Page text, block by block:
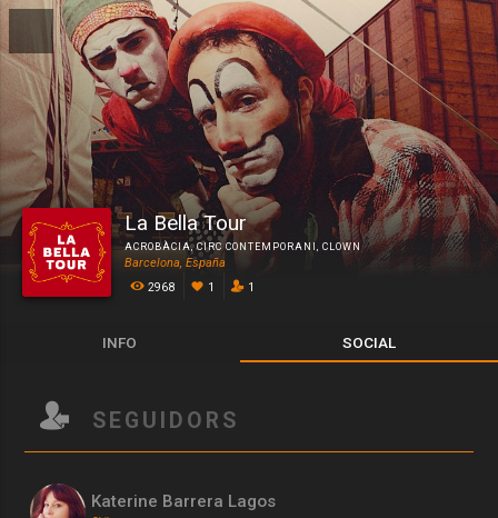
La Bella Tour
ACROBÀCIA,CIRC CONTEMPORANI , CLOWN
Barcelona, España
2968
1 1
INFO SOCIAL
SEGUIDORS
Katerine Barrera Lagos